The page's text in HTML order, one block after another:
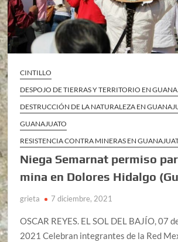
CINTILLO
DESPOJO DE TIERRAS Y TERRITORIO EN
DESTRUCCIÓN DE LA NATURALEZA EN
GUANAJUATO
RESISTENCIA CONTRA MINERAS EN
Niega Semarnat permiso
mina en Dolores Hidalgo
grieta 7 diciembre, 2021
OSCAR REYES. EL SOL DEL BAJÍO, 07
2021 Celebran integrantes de la Red